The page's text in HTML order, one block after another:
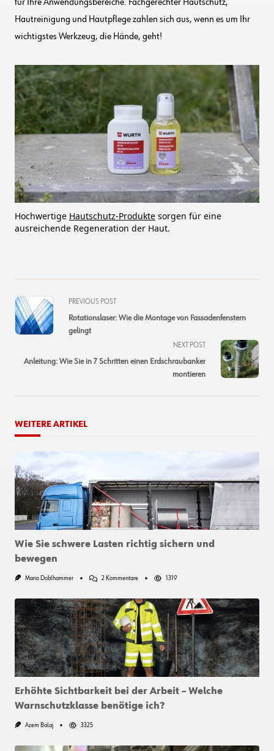
für Ihre Anwendungsbereiche. Fachgerechter Hautschutz,
Hautreinigung und Hautpflege zahlen sich aus, wenn es um Ihr
wichtigstes Werkzeug, die Hände, geht!
Hochwertige Hautschutz-Produkte sorgen für eine
ausreichende Regeneration der Haut.
<span
class="nav-
subtitle
reader-
PREVIOUS POST
Rotationslaser: Wie die Montage von Fassadenfenstern
gelingt
NEXT POST
Anleitung: Wie Sie in 7 Schritten einen Erdschraubanker
montieren
WEITERE ARTIKEL
Wie Sie schwere Lasten richtig sichern und
bewegen
Mario Doblhammer 2 KommentareZu
Schwere
Lasten
Richtig
Sichern
Und
Bewegen
1319
Erhöhte Sichtbarkeit bei der Arbeit – Welche
Warnschutzklasse benötige ich?
Azem Balaj 3325